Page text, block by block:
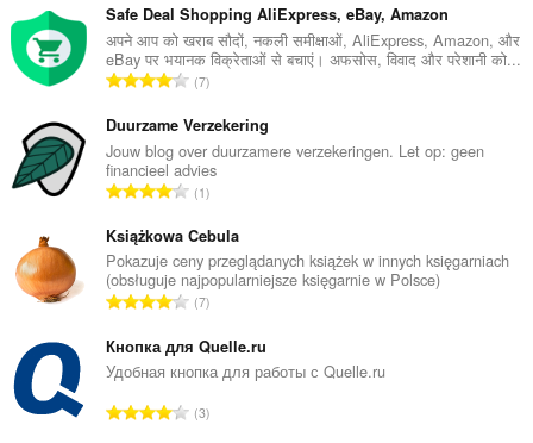
ग
की
कु
ल
ख्या
:
Safe Deal Shopping AliExpress, eBay, Amazon
अपने आप को खराब सौदों, नकली समीक्षाओं, AliExpress, Amazon, और
eBay पर भयानक विक्रेताओं से बचाएं। अफसोस, विवाद और परेशानी को...
रे
ग
की
कु
ल
ख्या
:
7
Duurzame Verzekering
Jouw blog over duurzamere verzekeringen. Let op: geen
financieel advies
रे
ग
की
कु
ल
ख्या
:
1
Książkowa Cebula
Pokazuje ceny przeglądanych książek w innych księgarniach
(obsługuje najpopularniejsze księgarnie w Polsce)
रे
ग
की
ल
7
Кнопка для Quelle.ru
Удобная кнопка для работы с Quelle.ru
रे3